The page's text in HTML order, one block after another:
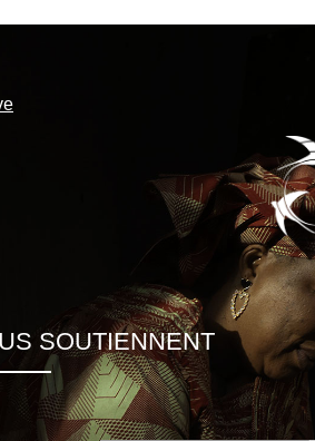
SOUTIENNENT